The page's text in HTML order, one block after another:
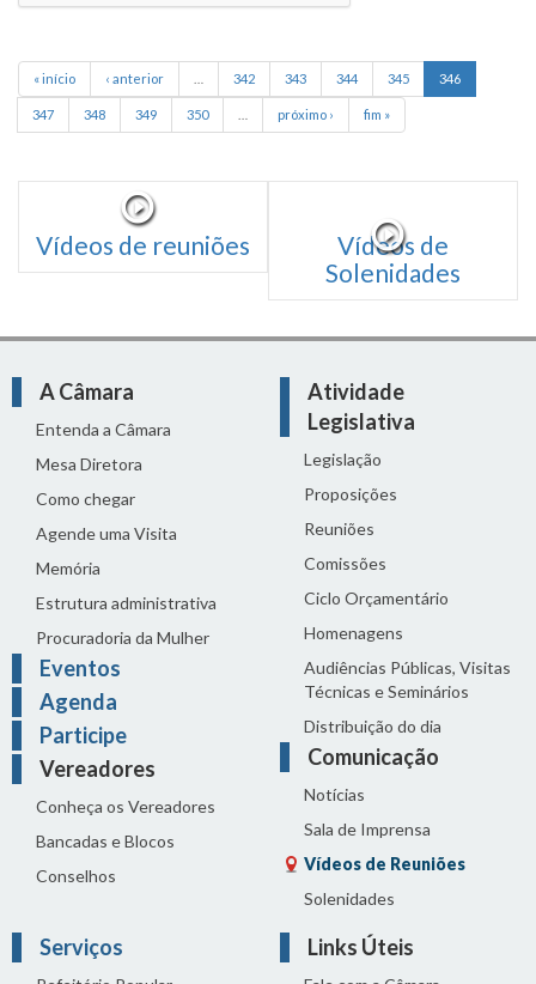
« início ‹ anterior 342 343 344 345 346
347 348 349 350 próximo › fim »
Vídeos de reuniões
Vídeos de
Solenidades
A Câmara
Entenda a Câmara
Mesa Diretora
Como chegar
Agende uma Visita
Memória
Estrutura administrativa
Procuradoria da Mulher
Eventos
Agenda
Participe
Vereadores
Conheça os Vereadores
Bancadas e Blocos
Conselhos
Atividade
Legislativa
Legislação
Proposições
Reuniões
Comissões
Ciclo Orçamentário
Homenagens
Audiências Públicas, Visitas
Técnicas e Seminários
Distribuição do dia
Comunicação
Notícias
Sala de Imprensa
Vídeos de Reuniões
Solenidades
Serviços Links Úteis